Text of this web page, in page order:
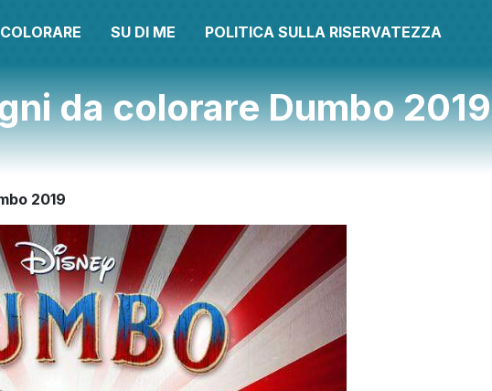
SU DI ME POLITICA SULLA RISERVATEZZA
da colorare Dumbo 2019
2019